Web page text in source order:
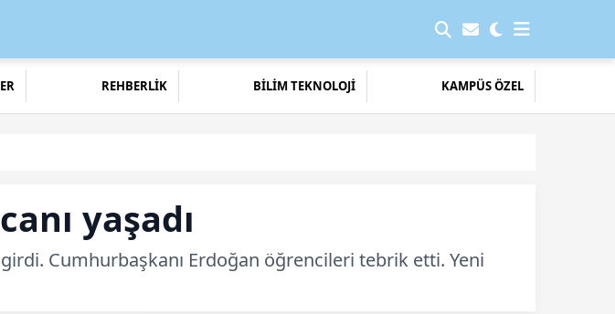
REHBERLİK BİLİM TEKNOLOJİ KAMPÜS ÖZEL
yaşadı
Cumhurbaşkanı Erdoğan öğrencileri tebrik etti. Yeni